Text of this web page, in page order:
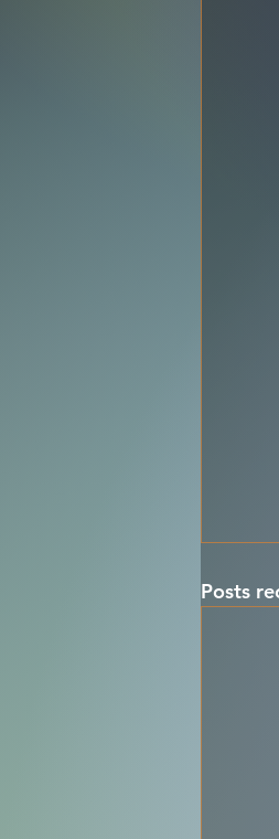
Posts